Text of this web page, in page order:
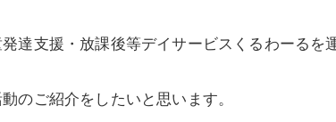
達支援・放課後等デイサービスくるわーるを
のご紹介をしたいと思います。